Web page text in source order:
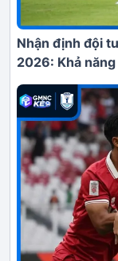
Nhận định đội
2026: Khả